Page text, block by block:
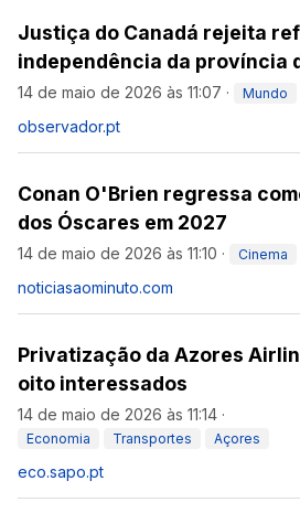
Justiça do Canadá rejeita
independência da província
14 de maio de 2026 às 11:07 · Mundo
observador.pt
Conan O'Brien regressa
dos Óscares em 2027
14 de maio de 2026 às 11:10 · Cinema
noticiasaominuto.com
Privatização da Azores
oito interessados
14 de maio de 2026 às 11:14 ·
Economia Transportes Açores
eco.sapo.pt